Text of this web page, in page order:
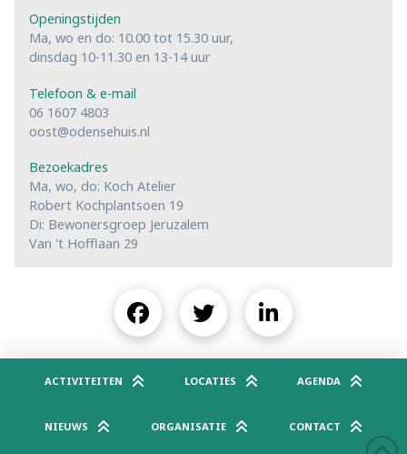
Openingstijden
Ma, wo en do: 10.00 tot 15.30 uur,
dinsdag 10-11.30 en 13-14 uur
Telefoon & e-mail
06 1607 4803
oost@odensehuis.nl
Bezoekadres
Ma, wo, do: Koch Atelier
Robert Kochplantsoen 19
Di: Bewonersgroep Jeruzalem
Van 't Hofflaan 29
ACTIVITEITEN LOCATIES AGENDA
NIEUWS ORGANISATIE CONTACT